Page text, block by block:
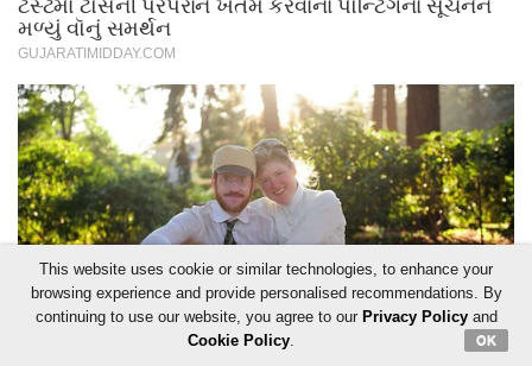
This website uses cookie or similar technologies, to enhance your
browsing experience and provide personalised recommendations. By
continuing to use our website, you agree to our Privacy Policyand
Cookie Policy. OK